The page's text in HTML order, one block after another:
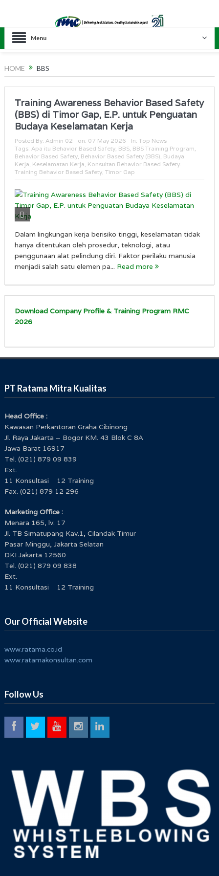
Menu
HOME BBS
Training Awareness Behavior Based Safety
(BBS) di Timor Gap, E.P. untuk Penguatan
Budaya Keselamatan Kerja
Posted By: Admin 02 on: 07 May 2026 In: Top News
Tags: Apa itu Behavior Based Safety, BBS, BBS Training Program
Behavior Based Safety, Behavior Based Safety (BBS) Budaya
Kerja Keselamatan Kerja Konsultan Behavior Based Safety.
Training Behavior Based Safety, Timor Gap
Dalam lingkungan kerja berisiko tinggi, keselamatan tidak
hanya ditentukan oleh prosedur, teknologi, atau
penggunaan alat pelindung diri. Faktor perilaku manusia
menjadi salah satu elemen pa... Read more
Download Company Profile & Training Program RMC
2026
PT Ratama Mitra Kualitas
Head Office :
Kawasan Perkantoran Graha Cibinong
Jl. Raya Jakarta – Bogor KM. 43 Blok C 8A
Jawa Barat 16917
Tel. (021) 879 09 839
Ext.
11 Konsultasi 12 Training
Fax. (021) 879 12 296
Marketing Office :
Menara 165, lv. 17
Jl. TB Simatupang Kav.1, Cilandak Timur
Pasar Minggu, Jakarta Selatan
DKI Jakarta 12560
Tel. (021) 879 09 838
Ext.
11 Konsultasi 12 Training
Our Official Website
www.ratama.co.id
www.ratamakonsultan.com
Follow Us